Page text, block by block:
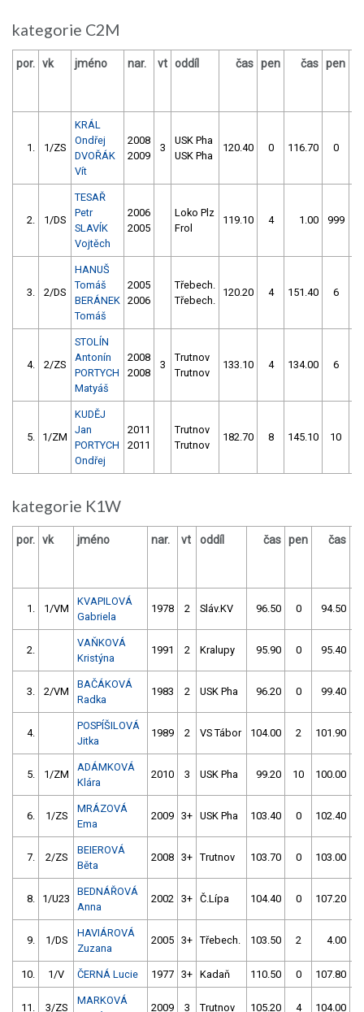
kategorie C2M
por. vk jméno nar. vt oddíl čas pen čas pen
1. 1/ZS
KRÁL
Ondřej
DVOŘÁK
Vít
2008
2009
3
USK Pha
USK Pha
120.40 0 116.70 0
2. 1/DS
TESAŘ
Petr
SLAVÍK
Vojtěch
2006
2005
Loko Plz
Frol
119.10 4 1.00 999
3. 2/DS
HANUŠ
Tomáš
BERÁNEK
Tomáš
2005
2006
Třebech.
Třebech.
120.20 4 151.40 6
4. 2/ZS
STOLÍN
Antonín
PORTYCH
Matyáš
2008
2008
3
Trutnov
Trutnov
133.10 4 134.00 6
5. 1/ZM
KUDĚJ
Jan
PORTYCH
Ondřej
2011
2011
Trutnov
Trutnov
182.70 8 145.10 10
kategorie K1W
por. vk jméno nar. vt oddíl čas pen čas
1. 1/VM
KVAPILOVÁ
Gabriela
1978 2 Sláv.KV 96.50 0 94.50
2.
VAŇKOVÁ
Kristýna
1991 2 Kralupy 95.90 0 95.40
3. 2/VM
BAČÁKOVÁ
Radka
1983 2 USK Pha 96.20 0 99.40
4.
POSPÍŠILOVÁ
Jitka
1989 2 VS Tábor 104.00 2 101.90
5. 1/ZM
ADÁMKOVÁ
Klára
2010 3 USK Pha 99.20 10 100.00
6. 1/ZS
MRÁZOVÁ
Ema
2009 3+ USK Pha 103.40 0 102.40
7. 2/ZS
BEIEROVÁ
Běta
2008 3+ Trutnov 103.70 0 103.00
8. 1/U23
BEDNÁŘOVÁ
Anna
2002 3+ Č.Lípa 104.40 0 107.20
9. 1/DS
HAVIÁROVÁ
Zuzana
2005 3+ Třebech. 103.50 2 4.00
10. 1/V ČERNÁ Lucie 1977 3+ Kadaň 110.50 0 107.80
11. 3/ZS
MARKOVÁ
2009 3 Trutnov 105.20 4 104.00